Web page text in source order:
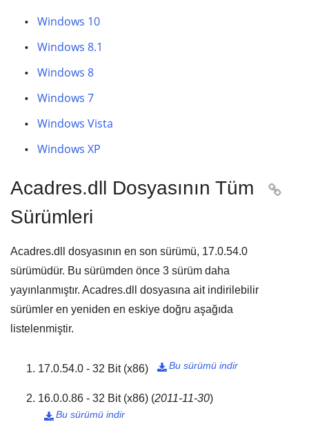
Windows 10
Windows 8.1
Windows 8
Windows 7
Windows Vista
Windows XP
Acadres.dll Dosyasının Tüm
Sürümleri

Acadres.dll dosyasının en son sürümü, 17.0.54.0
sürümüdür. Bu sürümden önce 3 sürüm daha
yayınlanmıştır. Acadres.dll dosyasına ait indirilebilir
sürümler en yeniden en eskiye doğru aşağıda
listelenmiştir.
17.0.54.0 - 32 Bit (x86) Bu sürümü indir

16.0.0.86 - 32 Bit (x86) (2011-11-30)
Bu sürümü indir
